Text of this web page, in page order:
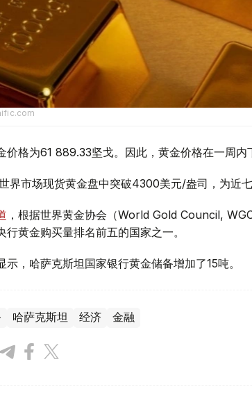
价格为61 889.33坚戈。因此，黄金价格在一周内
界市场现货黄金盘中突破4300美元/盎司，为近七
，根据世界黄金协会（World Gold Council,
行黄金购买量排名前五的国家之一。
示，哈萨克斯坦国家银行黄金储备增加了15吨。
哈萨克斯坦 经济 金融